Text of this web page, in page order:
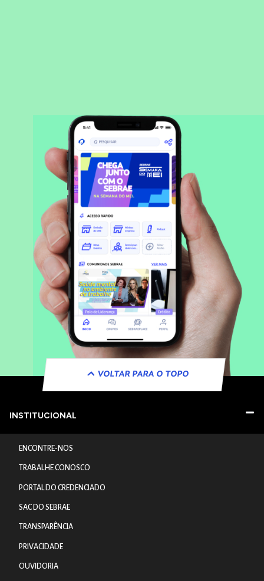
VOLTAR PARA O TOPO
INSTITUCIONAL
ENCONTRE-NOS
TRABALHE CONOSCO
PORTAL DO CREDENCIADO
SAC DO SEBRAE
TRANSPARÊNCIA
PRIVACIDADE
OUVIDORIA